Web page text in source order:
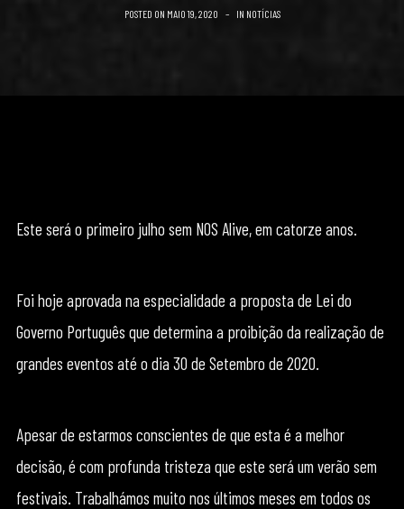
POSTED ON MAIO 19, 2020 IN NOTÍCIAS
Este será o primeiro julho sem NOS Alive, em catorze anos.
Foi hoje aprovada na especialidade a proposta de Lei do
Governo Português que determina a proibição da realização de
grandes eventos até o dia 30 de Setembro de 2020.
Apesar de estarmos conscientes de que esta é a melhor
decisão, é com profunda tristeza que este será um verão sem
festivais. Trabalhámos muito nos últimos meses em todos os